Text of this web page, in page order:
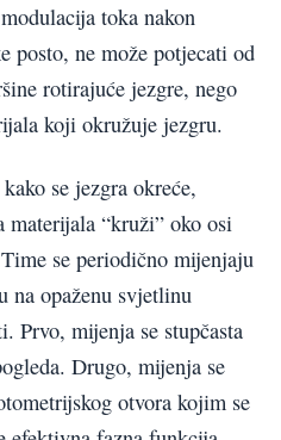
toka nakon
posto, ne može potjecati od
rotirajuće jezgre, nego
koji okružuje jezgru.
se jezgra okreće,
“kruži” oko osi
se periodično mijenjaju
na opaženu svjetlinu
Prvo, mijenja se stupčasta
Drugo, mijenja se
otvora kojim se